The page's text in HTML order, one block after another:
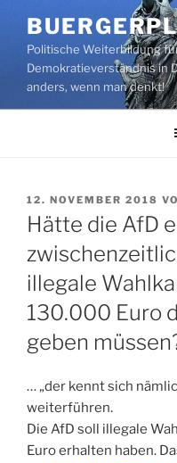
Inhalt
springenPolitische Weiterbildung
Demokratieverständnis in
anders, wenn man denkt!
VERÖFFENTLICHT
AM
12. NOVEMBER 2018
Hätte die AfD
illegale
130.000 Euro
geben
… „der kennt sich
weiterführen.
Die AfD soll illegale
Euro erhalten haben.